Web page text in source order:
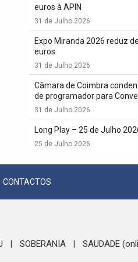
euros à APIN
31 de Julho 2026
Expo Miranda 2026 reduz
euros
31 de Julho 2026
Câmara de Coimbra
de programador para
31 de Julho 2026
Long Play – 25 de Julho
25 de Julho 2026
CONTACTOS
SOBERANIA SAUDADE